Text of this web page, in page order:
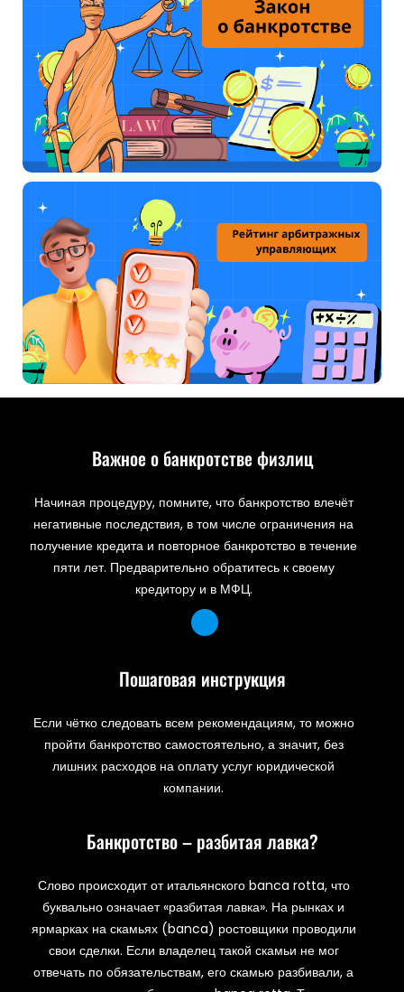
Важное о банкротстве физлиц
Начиная процедуру, помните, что банкротство влечёт
негативные последствия, в том числе ограничения на
получение кредита и повторное банкротство в течение
пяти лет. Предварительно обратитесь к своему
кредитору и в МФЦ.
Пошаговая инструкция
Если чётко следовать всем рекомендациям, то можно
пройти банкротство самостоятельно, а значит, без
лишних расходов на оплату услуг юридической
компании.
Банкротство – разбитая лавка?
Слово происходит от итальянского banca rotta, что
буквально означает «разбитая лавка». На рынках и
ярмарках на скамьях (banca) ростовщики проводили
свои сделки. Если владелец такой скамьи не мог
отвечать по обязательствам, его скамью разбивали, а